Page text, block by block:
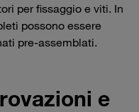
per fissaggio e viti. In
possono essere
pre-assemblati.
e